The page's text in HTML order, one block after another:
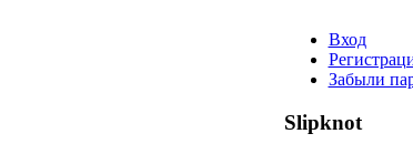
Вход
Забыли
Slipknot